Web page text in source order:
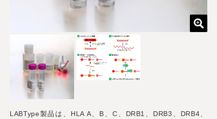
LABType製品は、HLA A、B、C、DRB1、DRB3、DRB4、